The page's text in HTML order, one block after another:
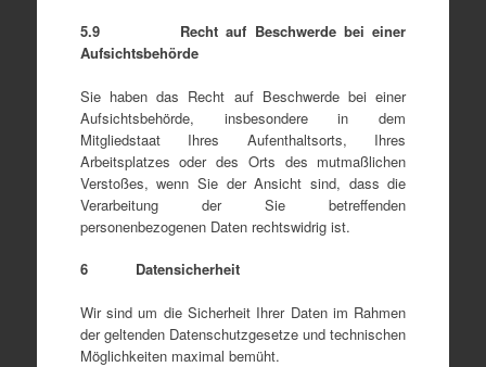
5.9 Recht auf Beschwerde bei einer
Aufsichtsbehörde
Sie haben das Recht auf Beschwerde bei einer
Aufsichtsbehörde, insbesondere in dem
Mitgliedstaat Ihres Aufenthaltsorts, Ihres
Arbeitsplatzes oder des Orts des mutmaßlichen
Verstoßes, wenn Sie der Ansicht sind, dass die
Verarbeitung der Sie betreffenden
personenbezogenen Daten rechtswidrig ist.
6 Datensicherheit
Wir sind um die Sicherheit Ihrer Daten im Rahmen
der geltenden Datenschutzgesetze und technischen
Möglichkeiten maximal bemüht.